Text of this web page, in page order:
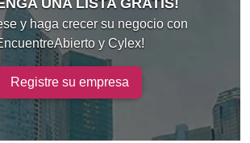
UNA LISTA GRATIS!
y haga crecer su negocio con
y Cylex!
Registre su empresa